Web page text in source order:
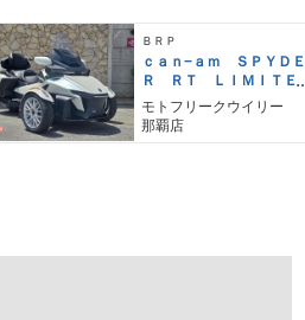
ＢＲＰ
ｃａｎ−ａｍ ＳＰＹＤＥ
Ｒ ＲＴ ＬＩＭＩＴＥ
Ｄ
モトフリークウイリー
那覇店